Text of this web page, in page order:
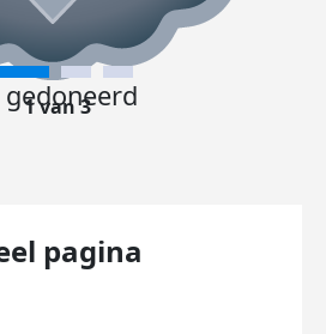
1 van 3
pagina